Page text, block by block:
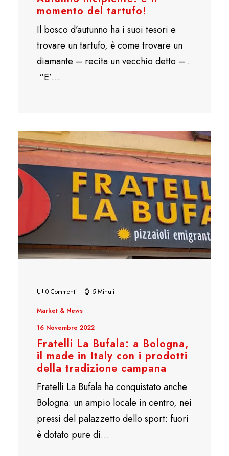
momento del tartufo!
Il bosco d’autunno ha i suoi tesori e
trovare un tartufo, è come trovare un
diamante – recita un vecchio detto – .
“E’…
0 Commenti 5 Minuti
Market & News
16 Novembre 2022
Fratelli La Bufala: a Bologna,
il made in Italy con i prodotti
della tradizione campana
Fratelli La Bufala ha conquistato anche
Bologna: un ampio locale in centro, nei
pressi del palazzetto dello sport: fuori
è dotato pure di…